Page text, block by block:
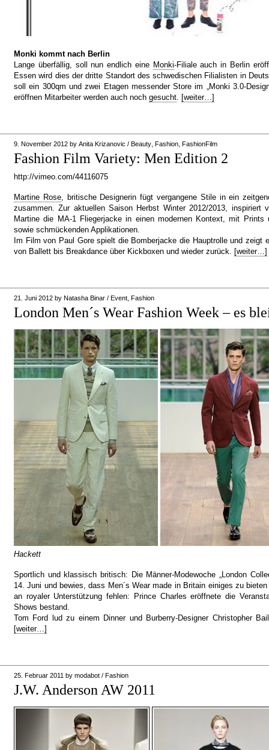
Monki kommt nach Berlin
Lange überfällig, soll nun endlich eine Monki-Filiale auch in Berlin
Essen wird dies der dritte Standort des schwedischen Filialisten in
soll ein 300qm und zwei Etagen messender Store im „Monki 3.0-
eröffnen Mitarbeiter werden auch noch gesucht. [weiter…]
9. November 2012 by Anita Krizanovic / Beauty Fashion FashionFilm
Fashion Film Variety: Men Edition 2
http://vimeo.com/44116075
Martine Rose, britische Designerin fügt vergangene Stile in ein
zusammen. Zur aktuellen Saison Herbst Winter 2012/2013, inspiriert
Martine die MA-1 Fliegerjacke in einen modernen Kontext, mit Prints
sowie schmückenden Applikationen.
Im Film von Paul Gore spielt die Bomberjacke die Hauptrolle und zeigt
von Ballett bis Breakdance über Kickboxen und wieder zurück. [weiter…]
21. Juni 2012 by Natasha Binar / Event Fashion
London Men´s Wear Fashion Week – es
Hackett
Sportlich und klassisch britisch: Die Männer-Modewoche „London
14. Juni und bewies, dass Men´s Wear made in Britain einiges zu
an royaler Unterstützung fehlen: Prince Charles eröffnete die
Shows bestand.
Tom Ford lud zu einem Dinner und Burberry-Designer Christopher
[weiter…]
25. Februar 2011 by modabot / Fashion
J.W. Anderson AW 2011